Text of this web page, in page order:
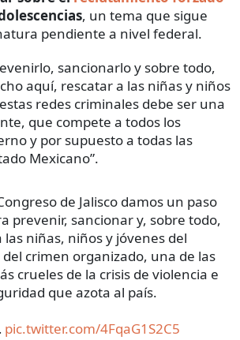
, un tema que sigue
pendiente a nivel federal.
sancionarlo y sobre todo,
aquí, rescatar a las niñas y niños
redes criminales debe ser una
que compete a todos los
y por supuesto a todas las
Mexicano”.
de Jalisco damos un paso
prevenir, sancionar y, sobre todo,
las niñas, niños y jóvenes del
crimen organizado, una de las
crueles de la crisis de violencia e
que azota al país.
pic.twitter.com/4FqaG1S2C5